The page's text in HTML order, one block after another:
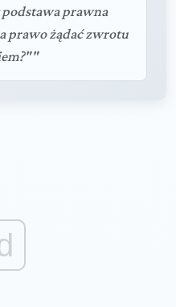
prawna
prawo żądać zwrotu